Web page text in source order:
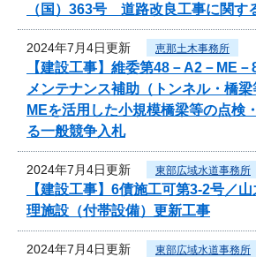
（国）363号 道路改良工事に関す
2024年7月4日更新 恵那土木事務所
【建設工事】維委第48－A2－ME
メンテナンス補助（トンネル・橋
MEを活用した小規模橋梁等の点検
る一般競争入札
2024年7月4日更新 東部広域水道事務所
【建設工事】6債施工可第3-2号／
理施設（付帯設備）更新工事
2024年7月4日更新 東部広域水道事務所